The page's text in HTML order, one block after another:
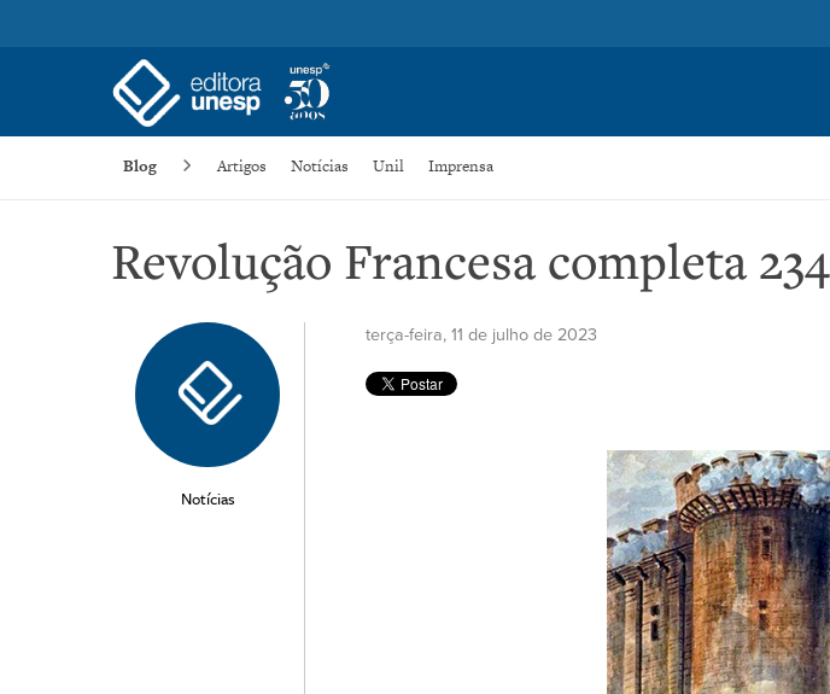
Blog Artigos Notícias Unil Imprensa
Revolução Francesa completa
Notícias
terça-feira, 11 de julho de 2023